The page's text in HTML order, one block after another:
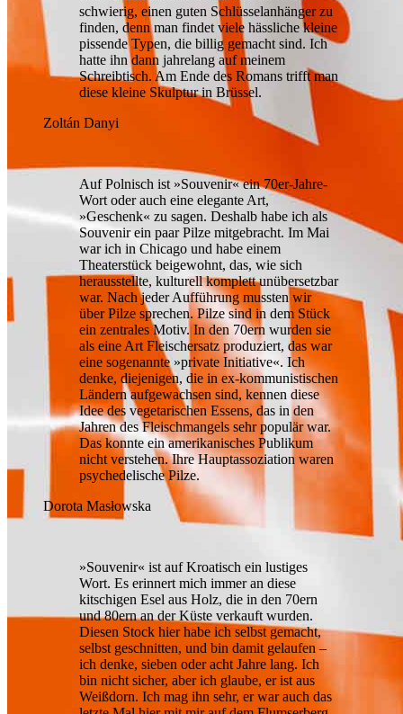
schwierig, einen guten Schlüsselanhänger zu
finden, denn man findet viele hässliche kleine
pissende Typen, die billig gemacht sind. Ich
hatte ihn dann jahrelang auf meinem
Schreibtisch. Am Ende des Romans trifft man
diese kleine Skulptur in Brüssel.
Zoltán Danyi
Auf Polnisch ist »Souvenir« ein 70er-Jahre-
Wort oder auch eine elegante Art,
»Geschenk« zu sagen. Deshalb habe ich als
Souvenir ein paar Pilze mitgebracht. Im Mai
war ich in Chicago und habe einem
Theaterstück beigewohnt, das, wie sich
herausstellte, kulturell komplett unübersetzbar
war. Nach jeder Aufführung mussten wir
über Pilze sprechen. Pilze sind in dem Stück
ein zentrales Motiv. In den 70ern wurden sie
als eine Art Fleischersatz produziert, das war
eine sogenannte »private Initiative«. Ich
denke, diejenigen, die in ex-kommunistischen
Ländern aufgewachsen sind, kennen diese
Idee des vegetarischen Essens, das in den
Jahren des Fleischmangels sehr populär war.
Das konnte ein amerikanisches Publikum
nicht verstehen. Ihre Hauptassoziation waren
psychedelische Pilze.
Dorota Masłowska
»Souvenir« ist auf Kroatisch ein lustiges
Wort. Es erinnert mich immer an diese
kitschigen Esel aus Holz, die in den 70ern
und 80ern an der Küste verkauft wurden.
Diesen Stock hier habe ich selbst gemacht,
selbst geschnitten, und bin damit gelaufen –
ich denke, sieben oder acht Jahre lang. Ich
bin nicht sicher, aber ich glaube, er ist aus
Weißdorn. Ich mag ihn sehr, er war auch das